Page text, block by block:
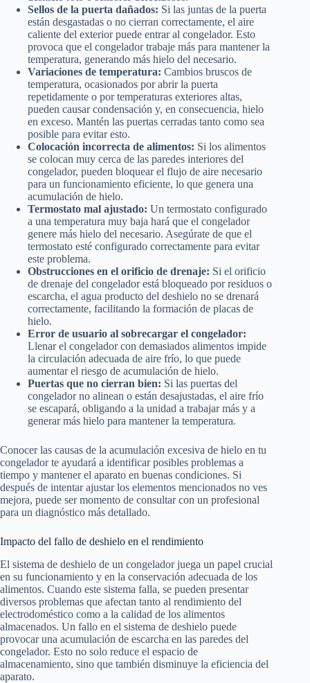
Sellos de la puerta dañados: Si las juntas de la puerta
están desgastadas o no cierran correctamente, el aire
caliente del exterior puede entrar al congelador. Esto
provoca que el congelador trabaje más para mantener la
temperatura, generando más hielo del necesario.
Variaciones de temperatura: Cambios bruscos de
temperatura, ocasionados por abrir la puerta
repetidamente o por temperaturas exteriores altas,
pueden causar condensación y, en consecuencia, hielo
en exceso. Mantén las puertas cerradas tanto como sea
posible para evitar esto.
Colocación incorrecta de alimentos: Si los alimentos
se colocan muy cerca de las paredes interiores del
congelador, pueden bloquear el flujo de aire necesario
para un funcionamiento eficiente, lo que genera una
acumulación de hielo.
Termostato mal ajustado: Un termostato configurado
a una temperatura muy baja hará que el congelador
genere más hielo del necesario. Asegúrate de que el
termostato esté configurado correctamente para evitar
este problema.
Obstrucciones en el orificio de drenaje: Si el orificio
de drenaje del congelador está bloqueado por residuos o
escarcha, el agua producto del deshielo no se drenará
correctamente, facilitando la formación de placas de
hielo.
Error de usuario al sobrecargar el congelador:
Llenar el congelador con demasiados alimentos impide
la circulación adecuada de aire frío, lo que puede
aumentar el riesgo de acumulación de hielo.
Puertas que no cierran bien: Si las puertas del
congelador no alinean o están desajustadas, el aire frío
se escapará, obligando a la unidad a trabajar más y a
generar más hielo para mantener la temperatura.
Conocer las causas de la acumulación excesiva de hielo en tu
congelador te ayudará a identificar posibles problemas a
tiempo y mantener el aparato en buenas condiciones. Si
después de intentar ajustar los elementos mencionados no ves
mejora, puede ser momento de consultar con un profesional
para un diagnóstico más detallado.
Impacto del fallo de deshielo en el rendimiento
El sistema de deshielo de un congelador juega un papel crucial
en su funcionamiento y en la conservación adecuada de los
alimentos. Cuando este sistema falla, se pueden presentar
diversos problemas que afectan tanto al rendimiento del
electrodoméstico como a la calidad de los alimentos
almacenados. Un fallo en el sistema de deshielo puede
provocar una acumulación de escarcha en las paredes del
congelador. Esto no solo reduce el espacio de
almacenamiento, sino que también disminuye la eficiencia del
aparato.